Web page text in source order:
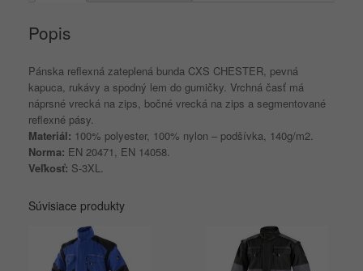
modrá
Popis
Pánska reflexná zateplená bunda CXS CHESTER, pevná
kapuca, rukávy a spodný lem do gumičky. Vrchná časť má
náprsné vrecká na zips, bočné vrecká na zips a segmentované
reflexné pásy.
Materiál: 100% polyester, 100% nylon – podšívka, 140g/m2.
Norma: EN 20471, EN 14058.
Veľkosť: S-3XL.
Súvisiace produkty